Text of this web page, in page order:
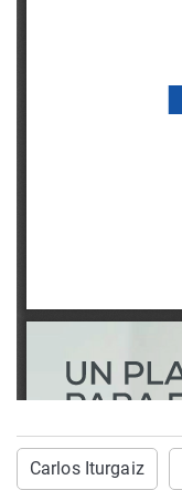
Carlos Iturgaiz